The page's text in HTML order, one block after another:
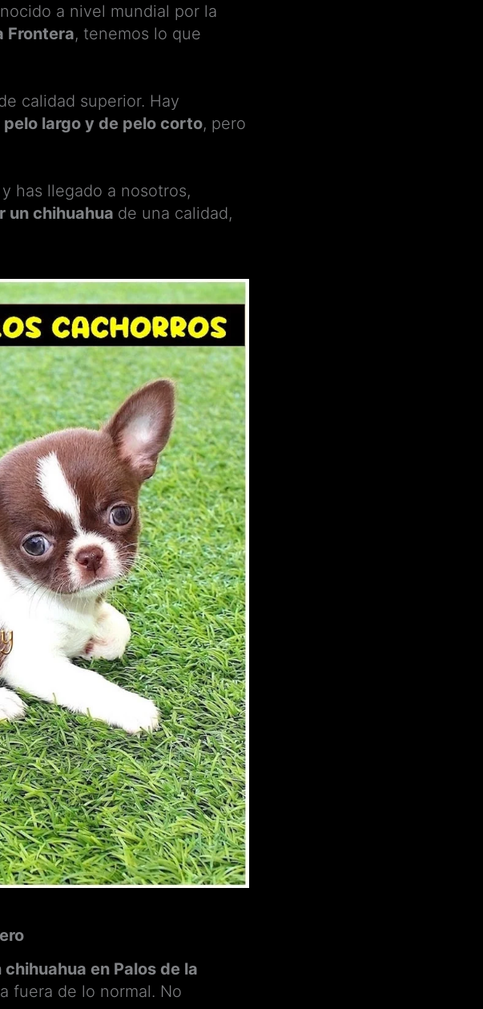
a nivel mundial por la
Frontera, tenemos lo que
calidad superior. Hay
largo y de pelo corto, pero
y has llegado a nosotros,
un chihuahua de una calidad,
en Palos de la
fuera de lo normal. No